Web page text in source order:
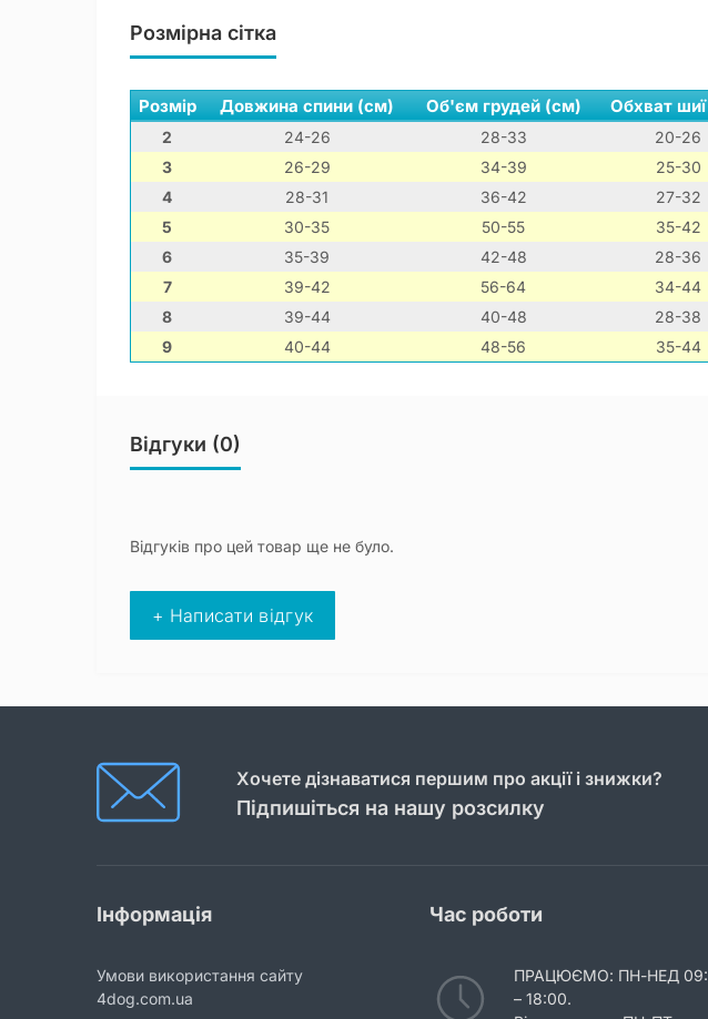
Розмірна сітка
Розмір Довжина спини (см) Об'єм грудей (см) Обхват
2 24-26 28-33 20-26
3
26-29 34-39 25-30
4
28-31 36-42 27-32
5
30-35 50-55 35-42
6
35-39 42-48 28-36
7
39-42 56-64 34-44
8
39-44 40-48 28-38
9
40-44 48-56 35-44
Відгуки (0)
Відгуків про цей товар ще не було.
+ Написати відгук
Хочете дізнаватися першим про акції і знижки?
Підпишіться на нашу розсилку
Інформація
Умови використання сайту
4dog.com.ua
Час роботи
ПРАЦЮЄМО: ПН-НЕД
– 18:00.